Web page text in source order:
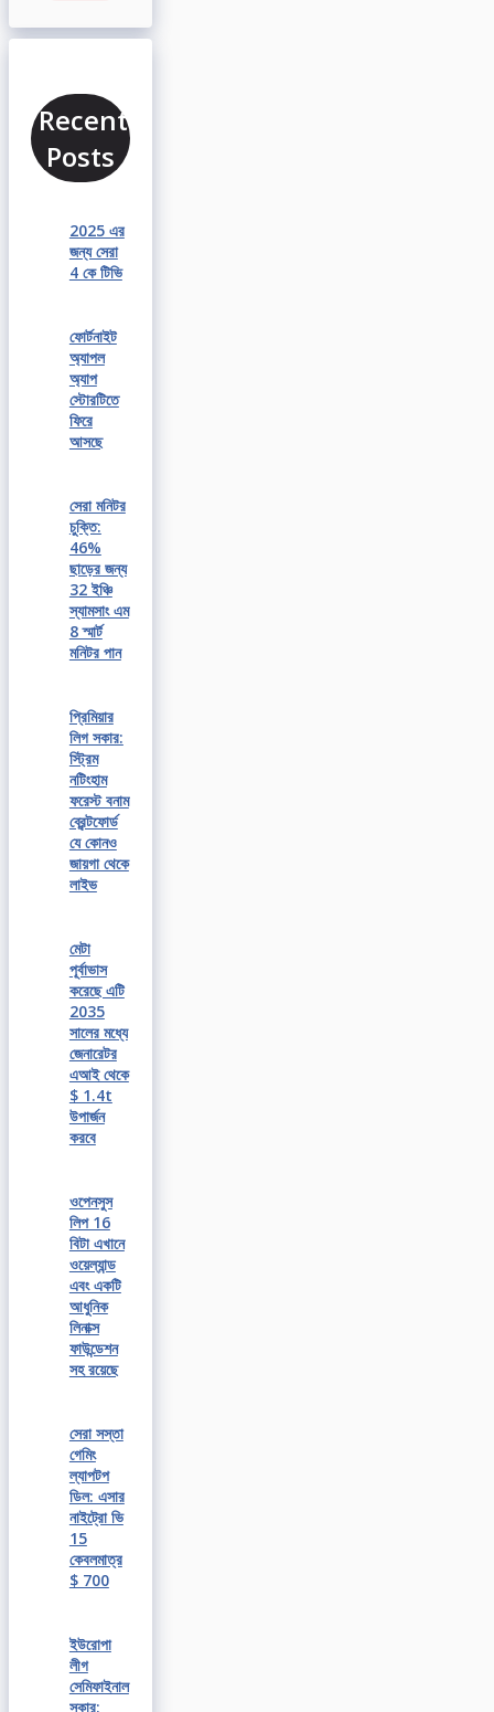
Recent
Posts
2025 এর
জন্য সেরা
4 কে টিভি
ফোর্টনাইট
অ্যাপল
অ্যাপ
স্টোরটিতে
ফিরে
আসছে
সেরা মনিটর
চুক্তি:
46%
ছাড়ের জন্য
32 ইঞ্চি
স্যামসাং এম
8 স্মার্ট
মনিটর পান
প্রিমিয়ার
লিগ সকার:
স্ট্রিম
নটিংহাম
ফরেস্ট বনাম
ব্রেন্টফোর্ড
যে কোনও
জায়গা থেকে
লাইভ
মেটা
পূর্বাভাস
করেছে এটি
2035
সালের মধ্যে
জেনারেটর
এআই থেকে
$ 1.4t
উপার্জন
করবে
ওপেনসুস
লিপ 16
বিটা এখানে
ওয়েল্যান্ড
এবং একটি
আধুনিক
লিনাক্স
ফাউন্ডেশন
সহ রয়েছে
সেরা সস্তা
গেমিং
ল্যাপটপ
ডিল: এসার
নাইট্রো ভি
15
কেবলমাত্র
$ 700
ইউরোপা
লীগ
সেমিফাইনাল
সকার: